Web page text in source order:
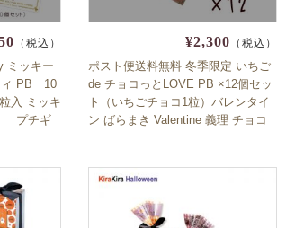
（税込）
ミッキー
ィ PB 10
入 ミッキ
プチギ
¥2,300 （税込）
ポスト便送料無料 冬季限定 いちご
de チョコっとLOVE PB ×12個セッ
ト（いちごチョコ1粒）バレンタイ
ン ばらまき Valentine 義理 チョコ